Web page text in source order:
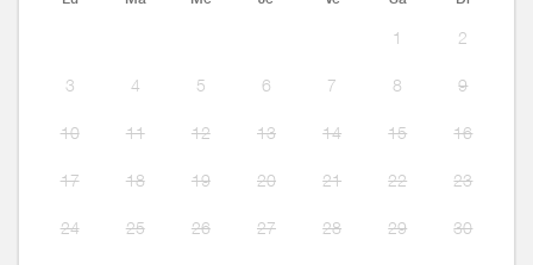
1 2
3 4 5 6 7 8 9
10 11 12 13 14 15 16
17 18 19 20 21 22 23
24 25 26 27 28 29 30